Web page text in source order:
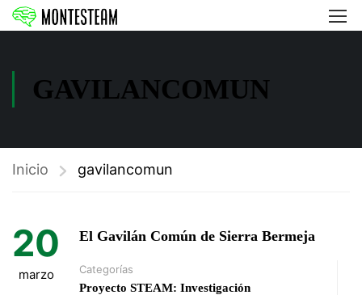
GAVILANCOMUN
Inicio gavilancomun
20
marzo
El Gavilán Común de Sierra Bermeja
Categorías
Proyecto STEAM: Investigación